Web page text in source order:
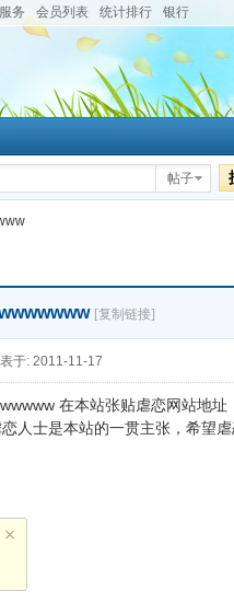
务 会员列表 统计排行 银行
帖子
[复制链接]
于: 2011-11-17
在本站张贴虐恋网站地址
人士是本站的一贯主张，希望